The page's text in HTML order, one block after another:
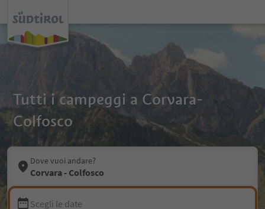
Tutti i campeggi a Corvara-
Colfosco
Dove vuoi andare?
Corvara - Colfosco
Scegli le date